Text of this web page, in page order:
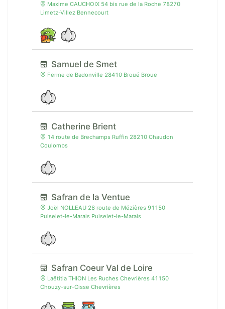
Maxime CAUCHOIX 54 bis rue de la Roche 78270
Limetz-Villez Bennecourt
Samuel de Smet
Ferme de Badonville 28410 Broué Broue
Catherine Brient
14 route de Brechamps Ruffin 28210 Chaudon
Coulombs
Safran de la Ventue
Joël NOLLEAU 28 route de Mézières 91150
Puiselet-le-Marais Puiselet-le-Marais
Safran Coeur Val de Loire
Laëtitia THION Les Ruches Chevrières 41150
Chouzy-sur-Cisse Chevrières